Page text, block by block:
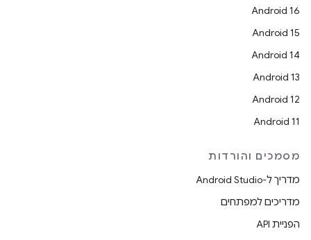
Android 16
Android 15
Android 14
Android 13
Android 12
Android 11
מסמכים והורדות
מדריך ל-Android Studio
מדריכים למפתחים
הפניית API